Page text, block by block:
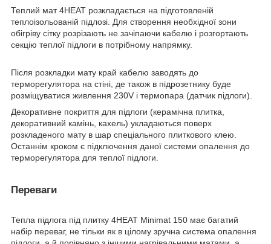
Теплий мат 4HEAT розкладається на підготовленій
теплоізольованій підлозі. Для створення необхідної зони
обігріву сітку розрізають не зачіпаючи кабелю і розгортають
секцію теплої підлоги в потрібному напрямку.
Після розкладки мату край кабелю заводять до
терморегулятора на стіні, де також в підрозетнику буде
розміщуватися живлення 230V і термопара (датчик підлоги).
Декоративне покриття для підлоги (керамічна плитка,
декоративний камінь, кахель) укладаються поверх
розкладеного мату в шар спеціального плиткового клею.
Останнім кроком є підключення даної системи опалення до
терморегулятора для теплої підлоги.
Переваги
Тепла підлога під плитку 4HEAT Minimat 150 має багатий
набір переваг, не тільки як в цілому зручна система опалення